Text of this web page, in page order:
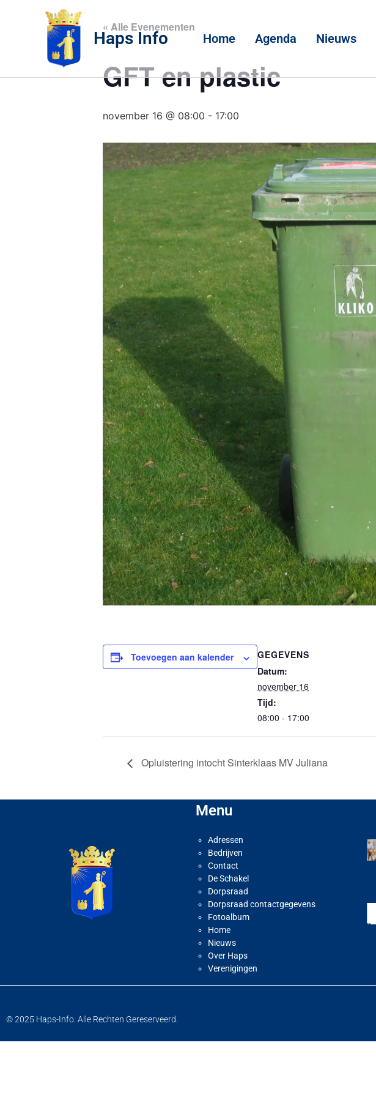
Haps Info Home Agenda Nieuws
« Alle Evenementen
GFT en plastic
november 16 @ 08:00 - 17:00
Toevoegen aan kalender
GEGEVENS
Datum:
november 16
Tijd:
08:00 - 17:00
Opluistering intocht Sinterklaas MV Juliana
Menu
Adressen
Bedrijven
Contact
De Schakel
Dorpsraad
Dorpsraad contactgegevens
Fotoalbum
Home
Nieuws
Over Haps
Verenigingen
© 2025 Haps-Info. Alle Rechten Gereserveerd.